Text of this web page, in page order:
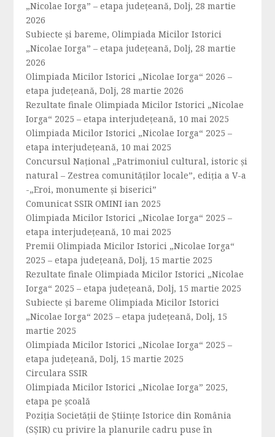
„Nicolae Iorga” – etapa județeană, Dolj, 28 martie
2026
Subiecte și bareme, Olimpiada Micilor Istorici
„Nicolae Iorga” – etapa județeană, Dolj, 28 martie
2026
Olimpiada Micilor Istorici „Nicolae Iorga“ 2026 –
etapa județeană, Dolj, 28 martie 2026
Rezultate finale Olimpiada Micilor Istorici „Nicolae
Iorga“ 2025 – etapa interjudețeană, 10 mai 2025
Olimpiada Micilor Istorici „Nicolae Iorga“ 2025 –
etapa interjudețeană, 10 mai 2025
Concursul Național „Patrimoniul cultural, istoric și
natural – Zestrea comunităților locale”, ediția a V-a
-„Eroi, monumente și biserici”
Comunicat SSIR OMINI ian 2025
Olimpiada Micilor Istorici „Nicolae Iorga“ 2025 –
etapa interjudeţeană, 10 mai 2025
Premii Olimpiada Micilor Istorici „Nicolae Iorga“
2025 – etapa județeană, Dolj, 15 martie 2025
Rezultate finale Olimpiada Micilor Istorici „Nicolae
Iorga“ 2025 – etapa județeană, Dolj, 15 martie 2025
Subiecte și bareme Olimpiada Micilor Istorici
„Nicolae Iorga“ 2025 – etapa județeană, Dolj, 15
martie 2025
Olimpiada Micilor Istorici „Nicolae Iorga“ 2025 –
etapa județeană, Dolj, 15 martie 2025
Circulara SSIR
Olimpiada Micilor Istorici „Nicolae Iorga” 2025,
etapa pe școală
Poziția Societății de Științe Istorice din România
(SȘIR) cu privire la planurile cadru puse în